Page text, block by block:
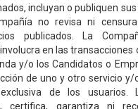
incluyan o publiquen
no revisa ni
publicados. La
en las transacciones
y/o los Candidatos o
de uno y otro servicio y/
de los usuarios.
certifica, garantiza ni